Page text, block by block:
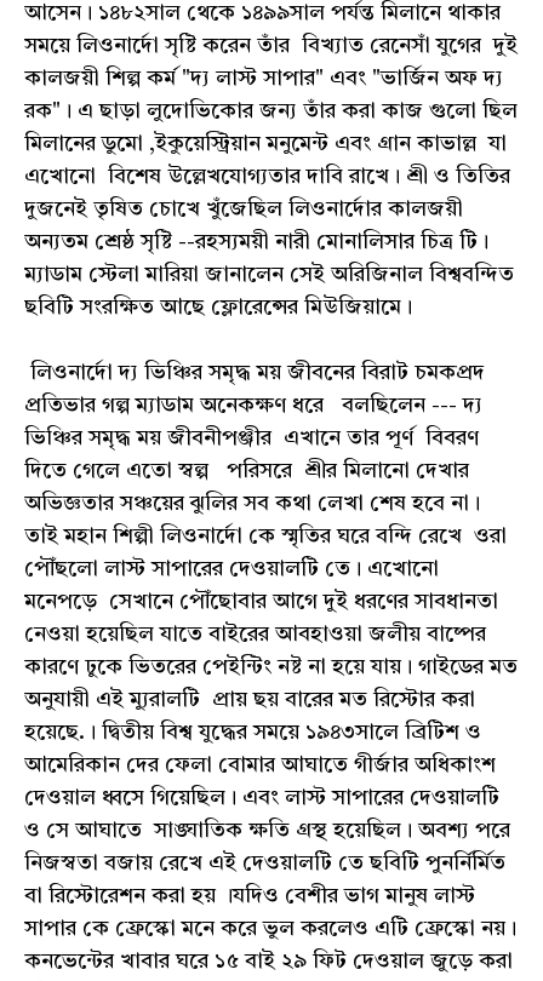
আসেন। ১৪৮২সাল থেকে ১৪৯৯সাল পর্যন্ত মিলানে থাকার
সময়ে লিওনার্দো সৃষ্টি করেন তাঁর বিখ্যাত রেনেসাঁ যুগের দুই
কালজয়ী শিল্প কর্ম "দ্য লাস্ট সাপার" এবং "ভার্জিন অফ দ্য
রক"। এ ছাড়া লুদোভিকোর জন্য তাঁর করা কাজ গুলো ছিল
মিলানের ডুমো ,ইকুয়েস্ট্রিয়ান মনুমেন্ট এবং গ্রান কাভাল্ল যা
এখোনো বিশেষ উল্লেখযোগ্যতার দাবি রাখে। শ্রী ও তিতির
দুজনেই তৃষিত চোখে খুঁজেছিল লিওনার্দোর কালজয়ী
অন্যতম শ্রেষ্ঠ সৃষ্টি --রহস্যময়ী নারী মোনালিসার চিত্র টি।
ম্যাডাম স্টেলা মারিয়া জানালেন সেই অরিজিনাল বিশ্ববন্দিত
ছবিটি সংরক্ষিত আছে ফ্লোরেন্সের মিউজিয়ামে।
লিওনার্দো দ্য ভিঞ্চির সমৃদ্ধ ময় জীবনের বিরাট চমকপ্রদ
প্রতিভার গল্প ম্যাডাম অনেকক্ষণ ধরে বলছিলেন --- দ্য
ভিঞ্চির সমৃদ্ধ ময় জীবনীপঞ্জীর এখানে তার পূর্ণ বিবরণ
দিতে গেলে এতো স্বল্প পরিসরে শ্রীর মিলানো দেখার
অভিজ্ঞতার সঞ্চয়ের ঝুলির সব কথা লেখা শেষ হবে না।
তাই মহান শিল্পী লিওনার্দো কে স্মৃতির ঘরে বন্দি রেখে ওরা
পৌঁছলো লাস্ট সাপারের দেওয়ালটি তে। এখোনো
মনেপড়ে সেখানে পৌঁছোবার আগে দুই ধরণের সাবধানতা
নেওয়া হয়েছিল যাতে বাইরের আবহাওয়া জলীয় বাষ্পের
কারণে ঢুকে ভিতরের পেইন্টিং নষ্ট না হয়ে যায়। গাইডের মত
অনুযায়ী এই ম্যুরালটি প্রায় ছয় বারের মত রিস্টোর করা
হয়েছে.। দ্বিতীয় বিশ্ব যুদ্ধের সময়ে ১৯৪৩সালে ব্রিটিশ ও
আমেরিকান দের ফেলা বোমার আঘাতে গীর্জার অধিকাংশ
দেওয়াল ধ্বসে গিয়েছিল। এবং লাস্ট সাপারের দেওয়ালটি
ও সে আঘাতে সাঙ্ঘাতিক ক্ষতি গ্রস্থ হয়েছিল। অবশ্য পরে
নিজস্বতা বজায় রেখে এই দেওয়ালটি তে ছবিটি পুনর্নির্মিত
বা রিস্টোরেশন করা হয় ।যদিও বেশীর ভাগ মানুষ লাস্ট
সাপার কে ফ্রেস্কো মনে করে ভুল করলেও এটি ফ্রেস্কো নয়।
কনভেন্টের খাবার ঘরে ১৫ বাই ২৯ ফিট দেওয়াল জুড়ে করা